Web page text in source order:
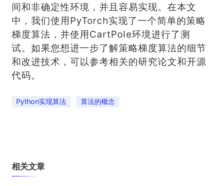
间和非确定性环境，并且容易实现。在本文
中，我们使用PyTorch实现了一个简单的策略
梯度算法，并使用CartPole环境进行了测
试。如果您想进一步了解策略梯度算法的细节
和改进技术，可以参考相关的研究论文和开源
代码。
Python实现算法 算法的概念
相关文章